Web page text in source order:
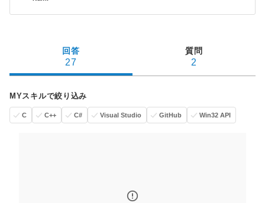
回答
27
質問
2
MYスキルで絞り込み
C C++ C# Visual Studio GitHub Win32 API